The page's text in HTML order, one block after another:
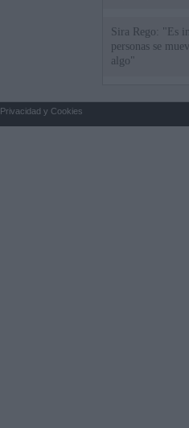
Sira Rego: "Es
personas se
algo"
Privacidad y Cookies